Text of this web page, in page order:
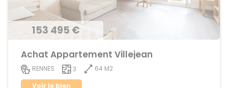
153 495 €
Achat Appartement Villejean
RENNES 3
64 M2
Voir le bien